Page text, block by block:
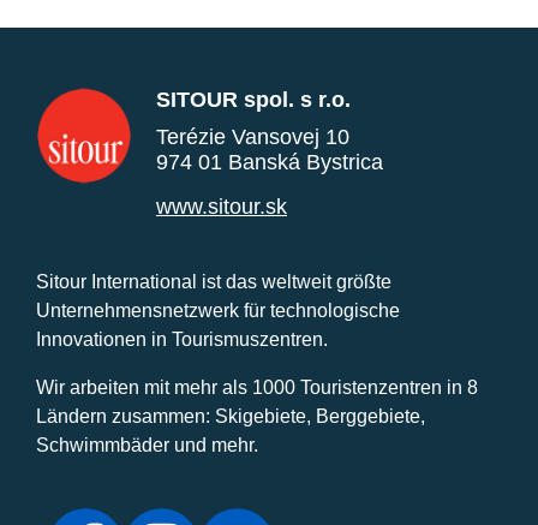
SITOUR spol. s r.o.
Terézie Vansovej 10
974 01 Banská Bystrica
www.sitour.sk
Sitour International ist das weltweit größte
Unternehmensnetzwerk für technologische
Innovationen in Tourismuszentren.
Wir arbeiten mit mehr als 1000 Touristenzentren in 8
Ländern zusammen: Skigebiete, Berggebiete,
Schwimmbäder und mehr.